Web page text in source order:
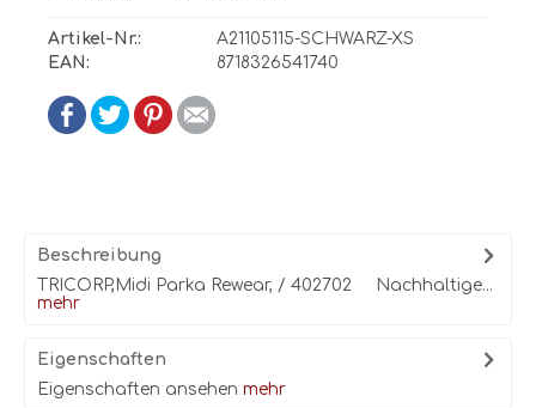
Artikel-Nr.:
A21105115-SCHWARZ-XS
EAN:
8718326541740
Beschreibung
TRICORP,Midi Parka Rewear, / 402702 Nachhaltige...
mehr
Eigenschaften
Eigenschaften ansehen mehr